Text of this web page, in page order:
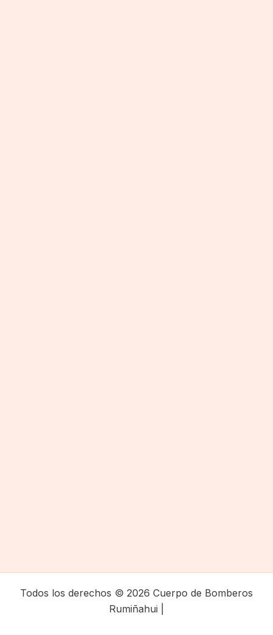
Todos los derechos © 2026 Cuerpo de Bomberos
Rumiñahui |